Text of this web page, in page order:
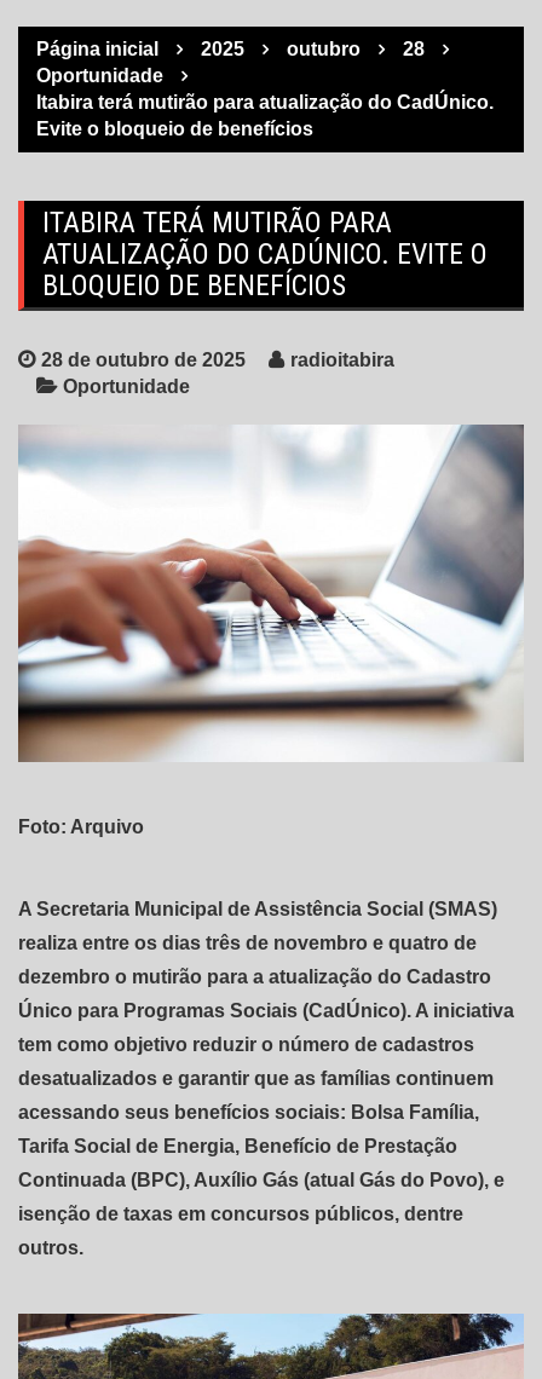
Página inicial 2025 outubro
28
Oportunidade
Itabira terá mutirão para atualização do CadÚnico.
Evite o bloqueio de benefícios
ITABIRA TERÁ MUTIRÃO PARA
ATUALIZAÇÃO DO CADÚNICO. EVITE O
BLOQUEIO DE BENEFÍCIOS
28 de outubro de 2025
radioitabira
Oportunidade
Foto: Arquivo
A Secretaria Municipal de Assistência Social (SMAS)
realiza entre os dias três de novembro e quatro de
dezembro o mutirão para a atualização do Cadastro
Único para Programas Sociais (CadÚnico). A iniciativa
tem como objetivo reduzir o número de cadastros
desatualizados e garantir que as famílias continuem
acessando seus benefícios sociais: Bolsa Família,
Tarifa Social de Energia, Benefício de Prestação
Continuada (BPC), Auxílio Gás (atual Gás do Povo), e
isenção de taxas em concursos públicos, dentre
outros.